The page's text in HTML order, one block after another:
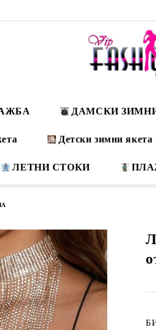
ДАМСКИ
Детски зимни якета
ЛЕТНИ СТОКИ